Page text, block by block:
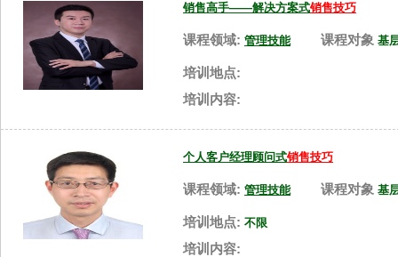
销售高手——解决方案式销售技巧
课程领域: 管理技能 课程对象 基
培训地点:
培训内容:
个人客户经理顾问式销售技巧
课程领域: 管理技能 课程对象 基
培训地点: 不限
培训内容: